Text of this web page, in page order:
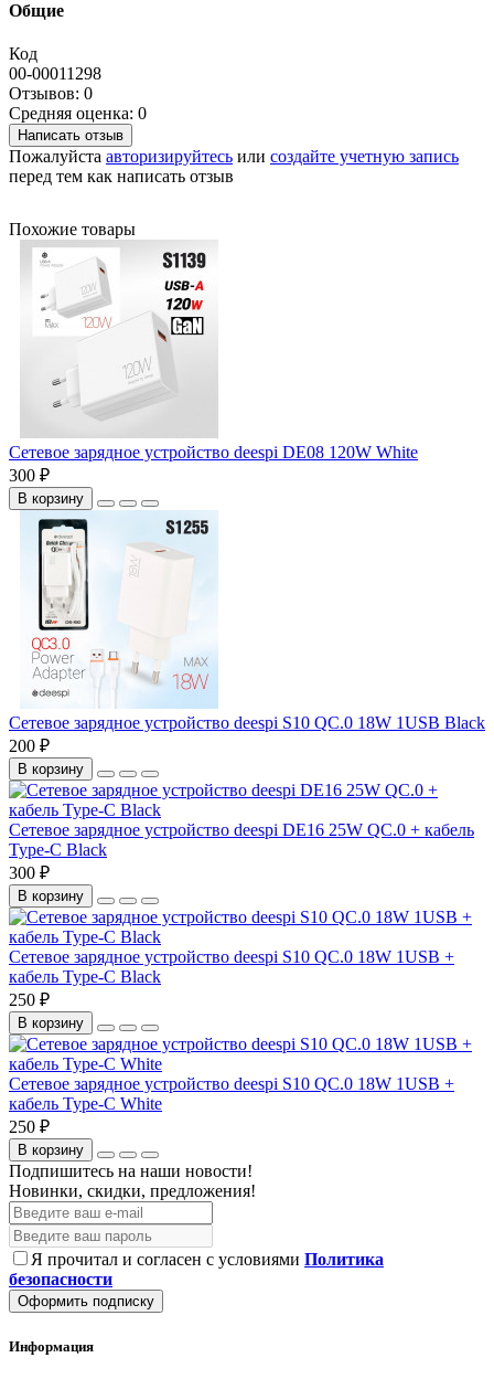
Общие
Код
00-00011298
Отзывов: 0
Средняя оценка: 0
Написать отзыв
Пожалуйста авторизируйтесь или создайте учетную запись
перед тем как написать отзыв
Похожие товары
Сетевое зарядное устройство deespi DE08 120W White
300 ₽
В корзину
Сетевое зарядное устройство deespi S10 QC.0 18W 1USB Black
200 ₽
В корзину
Сетевое зарядное устройство deespi DE16 25W QC.0 + кабель
Type-C Black
300 ₽
В корзину
Сетевое зарядное устройство deespi S10 QC.0 18W 1USB +
кабель Type-C Black
250 ₽
В корзину
Сетевое зарядное устройство deespi S10 QC.0 18W 1USB +
кабель Type-C White
250 ₽
В корзину
Подпишитесь на наши новости!
Новинки, скидки, предложения!
Я прочитал и согласен с условиями Политика
безопасности
Оформить подписку
Информация